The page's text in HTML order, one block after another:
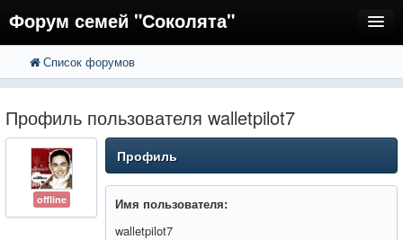
Форум семей "Соколята"
FAQ
Регистрация
Вход
Список форумов
Профиль пользователя walletpilot7
offline
Профиль
Имя пользователя:
walletpilot7